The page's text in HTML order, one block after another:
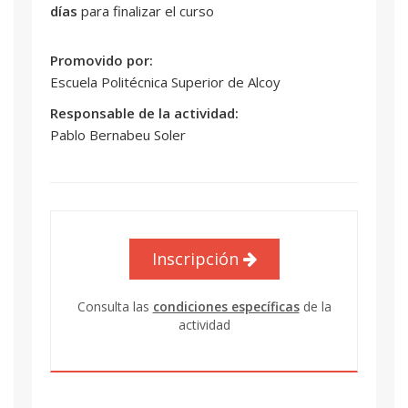
días para finalizar el curso
Promovido por:
Escuela Politécnica Superior de Alcoy
Responsable de la actividad:
Pablo Bernabeu Soler
Inscripción
Consulta las condiciones específicasde la
actividad